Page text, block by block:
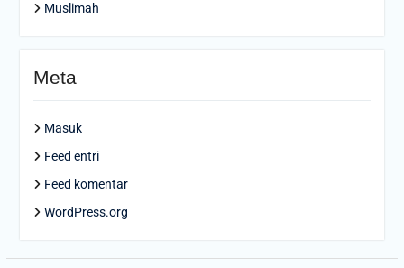
Muslimah
Meta
Masuk
Feed entri
Feed komentar
WordPress.org